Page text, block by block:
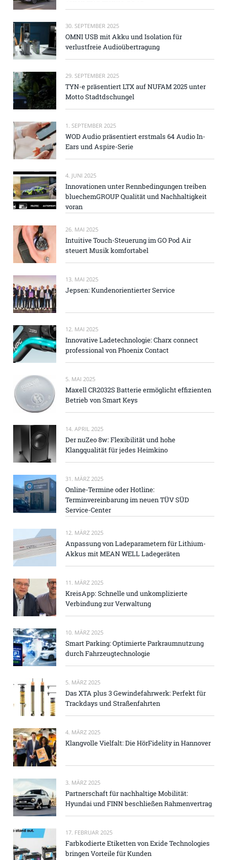
30. SEPTEMBER 2025
OMNI USB mit Akku und Isolation für
verlustfreie Audioübertragung
29. SEPTEMBER 2025
TYN-e präsentiert LTX auf NUFAM 2025 unter
Motto Stadtdschungel
1. SEPTEMBER 2025
WOD Audio präsentiert erstmals 64 Audio In-
Ears und Aspire-Serie
4. JUNI 2025
Innovationen unter Rennbedingungen treiben
bluechemGROUP Qualität und Nachhaltigkeit
voran
26. MAI 2025
Intuitive Touch-Steuerung im GO Pod Air
steuert Musik komfortabel
13. MAI 2025
Jepsen: Kundenorientierter Service
12. MAI 2025
Innovative Ladetechnologie: Charx connect
professional von Phoenix Contact
5. MAI 2025
Maxell CR2032S Batterie ermöglicht effizienten
Betrieb von Smart Keys
14. APRIL 2025
Der nuZeo 8w: Flexibilität und hohe
Klangqualität für jedes Heimkino
31. MÄRZ 2025
Online-Termine oder Hotline:
Terminvereinbarung im neuen TÜV SÜD
Service-Center
12. MÄRZ 2025
Anpassung von Ladeparametern für Lithium-
Akkus mit MEAN WELL Ladegeräten
11. MÄRZ 2025
KreisApp: Schnelle und unkomplizierte
Verbindung zur Verwaltung
10. MÄRZ 2025
Smart Parking: Optimierte Parkraumnutzung
durch Fahrzeugtechnologie
5. MÄRZ 2025
Das XTA plus 3 Gewindefahrwerk: Perfekt für
Trackdays und Straßenfahrten
4. MÄRZ 2025
Klangvolle Vielfalt: Die HörFidelity in Hannover
3. MÄRZ 2025
Partnerschaft für nachhaltige Mobilität:
Hyundai und FINN beschließen Rahmenvertrag
17. FEBRUAR 2025
Farbkodierte Etiketten von Exide Technologies
bringen Vorteile für Kunden